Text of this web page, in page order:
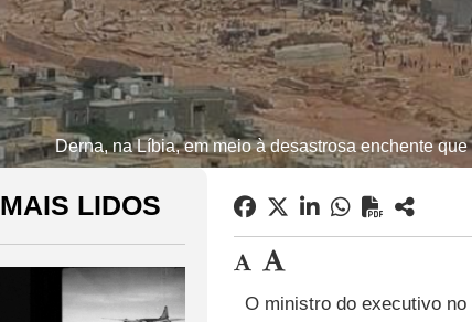
Derna, na Líbia, em meio à desastrosa enchente
MAIS LIDOS
O ministro do executivo no